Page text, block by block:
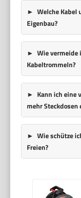
Welche Kabel
Eigenbau?
Wie vermeide
Kabeltrommeln?
Kann ich eine
mehr Steckdosen
Wie schütze
Freien?